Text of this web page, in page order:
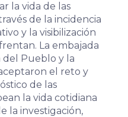
la vida de las
de la incidencia
y la visibilización
La embajada
del Pueblo y la
el reto y
de las
la vida cotidiana
la investigación,